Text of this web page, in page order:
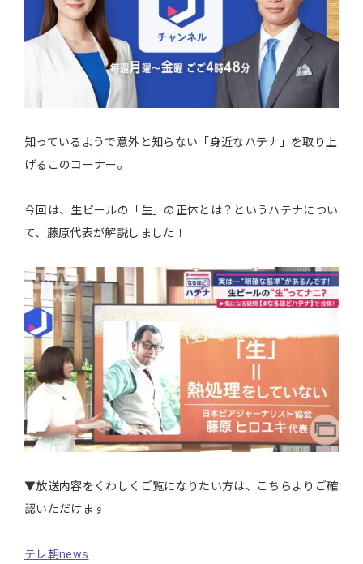
知っているようで意外と知らない「身近なハテナ」を取り上
げるこのコーナー。
今回は、生ビールの「生」の正体とは？というハテナについ
て、藤原代表が解説しました！
▼放送内容をくわしくご覧になりたい方は、こちらよりご確
認いただけます
テレ朝news